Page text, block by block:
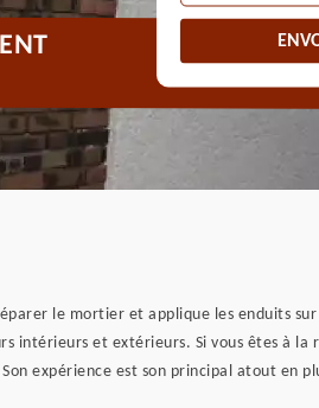
le mortier et applique les enduits sur
intérieurs et extérieurs. Si vous êtes à la
expérience est son principal atout en